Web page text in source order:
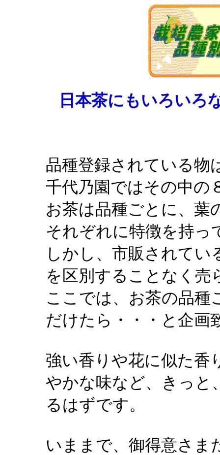
日本茶にもいろいろ
品種登録されている物
千代乃園ではその中の
お茶は品種ごとに、葉
それぞれに特徴を持っ
しかし、市販されて
を区別することなく売
ここでは、お茶の品種
だけたら・・・と企画
強い香りや花に似た香
やかな味など、きっと
るはずです。
いままで、御得意さま